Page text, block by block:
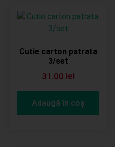
Cutie carton patrata
3/set
31.00 lei
Adaugă în coș